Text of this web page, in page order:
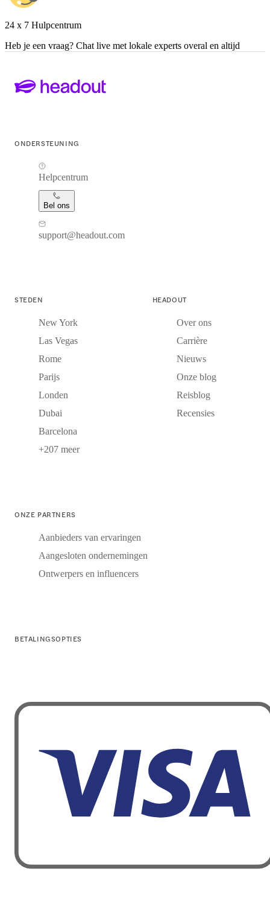
24 x 7 Hulpcentrum
Heb je een vraag? Chat live met lokale experts overal en altijd
ONDERSTEUNING
Helpcentrum
Bel ons
support@headout.com
STEDEN
New York
Las Vegas
Rome
Parijs
Londen
Dubai
Barcelona
+207 meer
HEADOUT
Over ons
Carrière
Nieuws
Onze blog
Reisblog
Recensies
ONZE PARTNERS
Aanbieders van ervaringen
Aangesloten ondernemingen
Ontwerpers en influencers
BETALINGSOPTIES